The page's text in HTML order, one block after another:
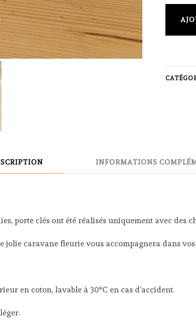
INFORMATIONS
porte clés ont été réalisés uniquement avec des
jolie caravane fleurie vous accompagnera dans vos
en coton, lavable à 30°C en cas d’accident.